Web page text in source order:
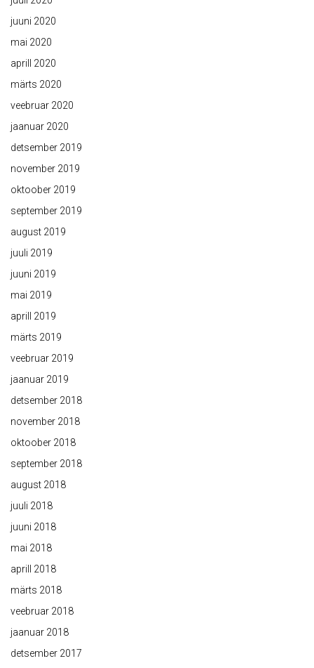
juuni 2020
mai 2020
aprill 2020
märts 2020
veebruar 2020
jaanuar 2020
detsember 2019
november 2019
oktoober 2019
september 2019
august 2019
juuli 2019
juuni 2019
mai 2019
aprill 2019
märts 2019
veebruar 2019
jaanuar 2019
detsember 2018
november 2018
oktoober 2018
september 2018
august 2018
juuli 2018
juuni 2018
mai 2018
aprill 2018
märts 2018
veebruar 2018
jaanuar 2018
detsember 2017